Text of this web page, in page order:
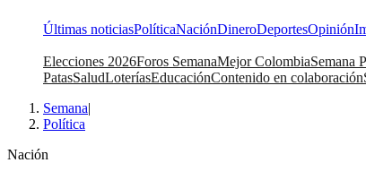
Últimas noticiasPolíticaNaciónDineroDeportesOpinión
Elecciones 2026Foros SemanaMejor ColombiaSemana
PatasSaludLoteríasEducaciónContenido en colaboración
Semana|
Política
Nación